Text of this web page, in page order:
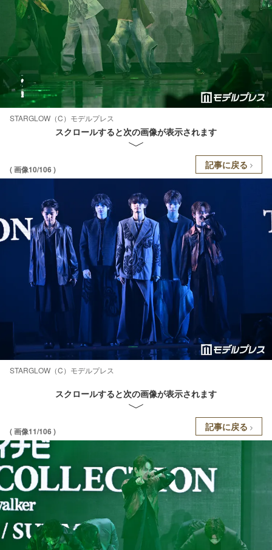
STARGLOW（C）モデルプレス
スクロールすると次の画像が表示されます
( 画像10/106 ) 記事に戻る
STARGLOW（C）モデルプレス
スクロールすると次の画像が表示されます
( 画像11/106 ) 記事に戻る